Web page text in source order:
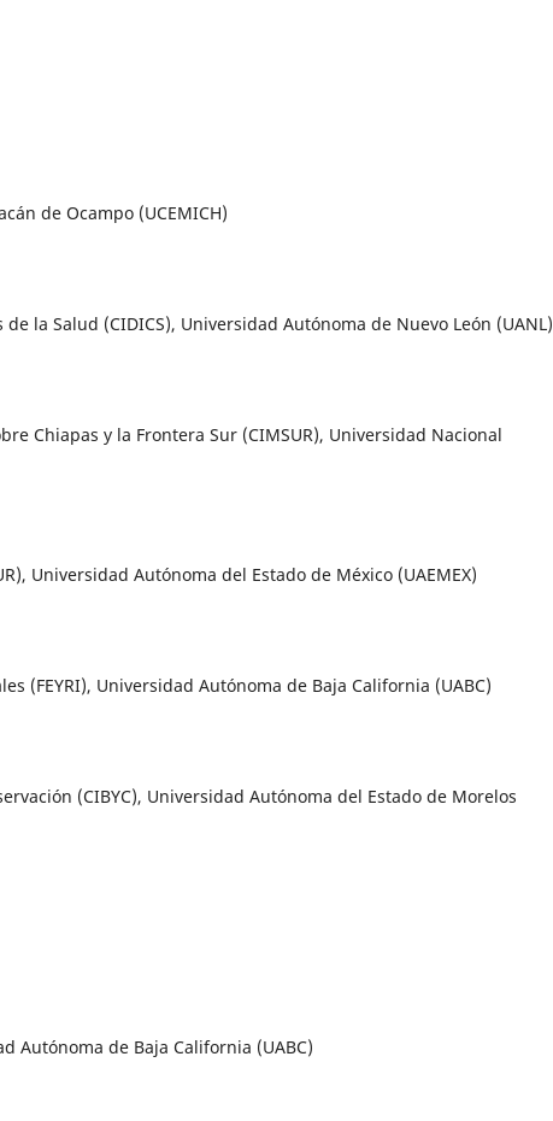
de Ocampo (UCEMICH)
la Salud (CIDICS), Universidad Autónoma de Nuevo León (UANL)
Chiapas y la Frontera Sur (CIMSUR), Universidad Nacional
Universidad Autónoma del Estado de México (UAEMEX)
(FEYRI), Universidad Autónoma de Baja California (UABC)
(CIBYC), Universidad Autónoma del Estado de Morelos
Autónoma de Baja California (UABC)